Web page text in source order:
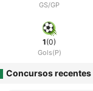
GS/GP
1(0)
Gols(P)
Concursos recentes